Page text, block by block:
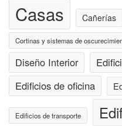
Casas Cañerías
Cortinas y sistemas de
Diseño Interior
Edificios de oficina
Edificios de transporte